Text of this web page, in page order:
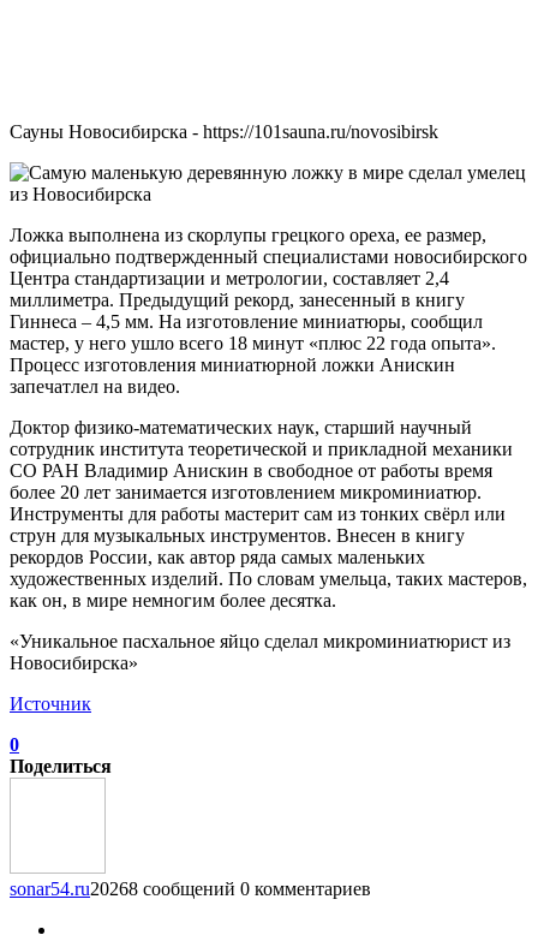
Сауны Новосибирска - https://101sauna.ru/novosibirsk
Ложка выполнена из скорлупы грецкого ореха, ее размер,
официально подтвержденный специалистами новосибирского
Центра стандартизации и метрологии, составляет 2,4
миллиметра. Предыдущий рекорд, занесенный в книгу
Гиннеса – 4,5 мм. На изготовление миниатюры, сообщил
мастер, у него ушло всего 18 минут «плюс 22 года опыта».
Процесс изготовления миниатюрной ложки Анискин
запечатлел на видео.
Доктор физико-математических наук, старший научный
сотрудник института теоретической и прикладной механики
СО РАН Владимир Анискин в свободное от работы время
более 20 лет занимается изготовлением микроминиатюр.
Инструменты для работы мастерит сам из тонких свёрл или
струн для музыкальных инструментов. Внесен в книгу
рекордов России, как автор ряда самых маленьких
художественных изделий. По словам умельца, таких мастеров,
как он, в мире немногим более десятка.
«Уникальное пасхальное яйцо сделал микроминиатюрист из
Новосибирска»
Источник
0
Поделиться
sonar54.ru20268 сообщений 0 комментариев